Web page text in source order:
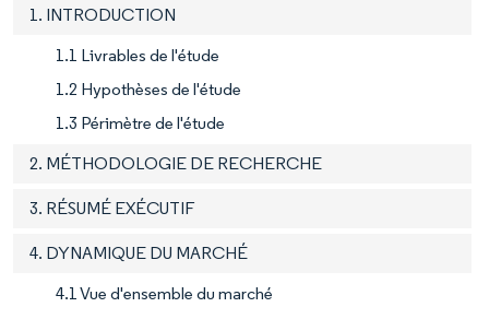
1. INTRODUCTION
1.1 Livrables de l'étude
1.2 Hypothèses de l'étude
1.3 Périmètre de l'étude
2. MÉTHODOLOGIE DE RECHERCHE
3. RÉSUMÉ EXÉCUTIF
4. DYNAMIQUE DU MARCHÉ
4.1 Vue d'ensemble du marché